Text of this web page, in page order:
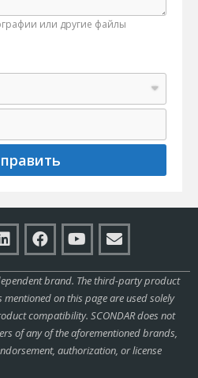
или другие файлы
brand. The third-party product
on this page are used solely
compatibility. SCONDAR does not
of any of the aforementioned brands,
authorization, or license